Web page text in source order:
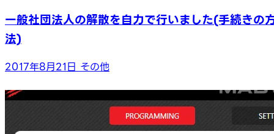
一般社団法人の解散を自力で行いました(手続きの
法)
2017年8月21日 その他